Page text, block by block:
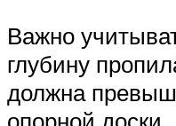
Важно
глубину
должна